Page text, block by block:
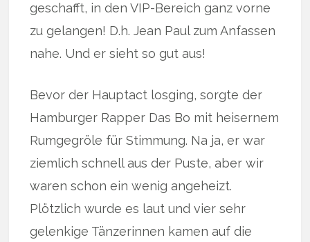
geschafft, in den VIP-Bereich ganz vorne
zu gelangen! D.h. Jean Paul zum Anfassen
nahe. Und er sieht so gut aus!
Bevor der Hauptact losging, sorgte der
Hamburger Rapper Das Bo mit heisernem
Rumgegröle für Stimmung. Na ja, er war
ziemlich schnell aus der Puste, aber wir
waren schon ein wenig angeheizt.
Plötzlich wurde es laut und vier sehr
gelenkige Tänzerinnen kamen auf die